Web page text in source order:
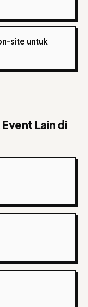
site untuk
Lain di